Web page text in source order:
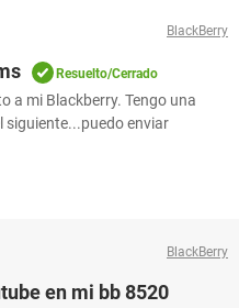
BlackBerry
Resuelto/Cerrado
a mi Blackberry. Tengo una
siguiente...puedo enviar
BlackBerry
en mi bb 8520